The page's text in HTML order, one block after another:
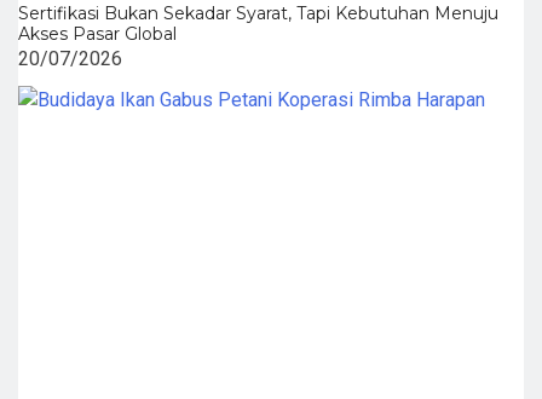
Sertifikasi Bukan Sekadar Syarat, Tapi Kebutuhan Menuju
Akses Pasar Global
20/07/2026